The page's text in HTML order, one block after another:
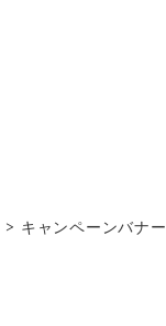
キャンペーンバナー